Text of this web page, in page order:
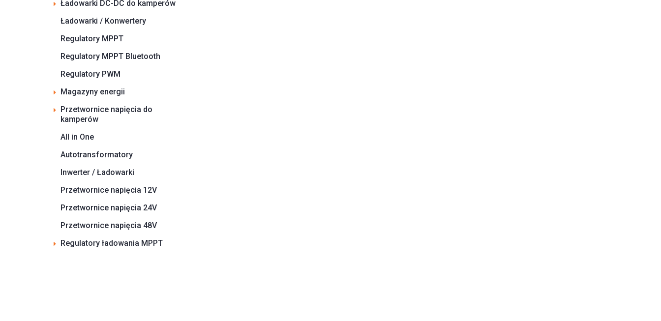
Ładowarki DC-DC do kamperów
Ładowarki / Konwertery
Regulatory MPPT
Regulatory MPPT Bluetooth
Regulatory PWM
Magazyny energii
Przetwornice napięcia do
kamperów
All in One
Autotransformatory
Inwerter / Ładowarki
Przetwornice napięcia 12V
Przetwornice napięcia 24V
Przetwornice napięcia 48V
Regulatory ładowania MPPT